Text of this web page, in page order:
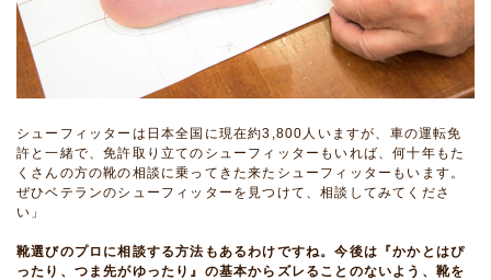
シューフィッターは日本全国に現在約3,800人いますが、車の運転免
許と一緒で、免許取り立てのシューフィッターもいれば、何十年もた
くさんの方の靴の相談に乗ってきた来たシューフィッターもいます。
ぜひベテランのシューフィッターを見つけて、相談してみてくださ
い」
靴選びのプロに相談する方法もあるわけですね。今後は『かかとはぴ
ったり、つま先がゆったり』の基本からズレることのないよう、靴を